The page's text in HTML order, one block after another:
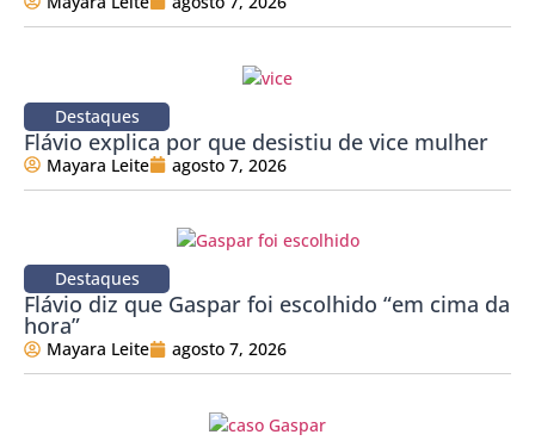
Destaques
Flávio explica por que desistiu de vice mulher
Mayara Leite agosto 7, 2026
Destaques
Flávio diz que Gaspar foi escolhido “em cima da
hora”
Mayara Leite agosto 7, 2026